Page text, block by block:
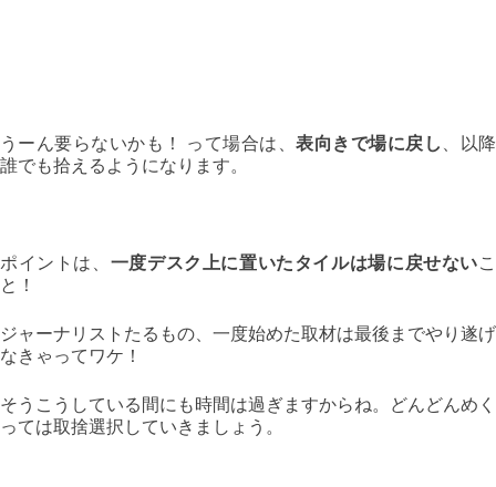
うーん要らないかも！ って場合は、表向きで場に戻し
、以降
誰でも拾えるようになります。
ポイントは、 一度デスク上に置いたタイルは場に戻せないこ
と！
ジャーナリストたるもの、一度始めた取材は最後までやり遂げ
なきゃってワケ！
そうこうしている間にも時間は過ぎますからね。どんどんめく
っては取捨選択していきましょう。